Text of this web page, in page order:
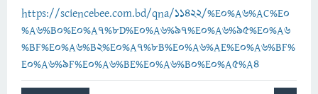
https://sciencebee.com.bd/qna/11422/%E0%A6%AC%E0
%A6%B0%E0%A7%8D%E0%A6%97%E0%A6%95%E0%A6
%BF%E0%A6%B2%E0%A7%8B%E0%A6%AE%E0%A6%BF%
E0%A6%9F%E0%A6%BE%E0%A6%B0%E0%A5%A4